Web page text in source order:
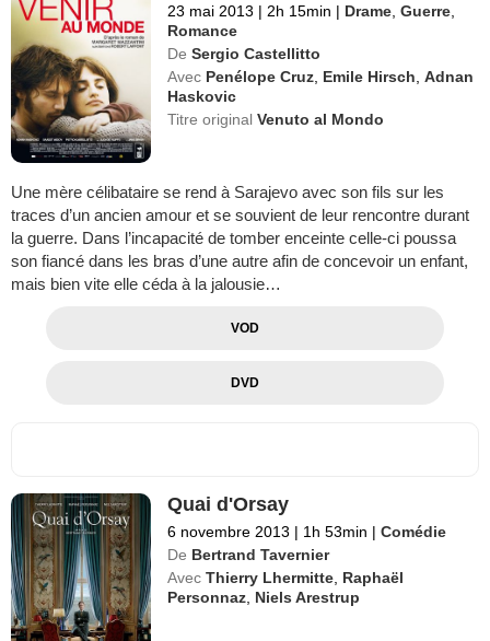
23 mai 2013 | 2h 15min | Drame ,Guerre
Romance
De Sergio Castellitto
Avec Penélope Cruz Emile Hirsch ,Adnan
Haskovic
Titre originalVenuto al Mondo
Une mère célibataire se rend à Sarajevo avec son fils sur les
traces d’un ancien amour et se souvient de leur rencontre durant
la guerre. Dans l’incapacité de tomber enceinte celle-ci poussa
son fiancé dans les bras d’une autre afin de concevoir un enfant,
mais bien vite elle céda à la jalousie…
VOD
DVD
Quai d'Orsay
6 novembre 2013 | 1h 53min | Comédie
De Bertrand Tavernier
Avec Thierry Lhermitte Raphaël
Personnaz Niels Arestrup